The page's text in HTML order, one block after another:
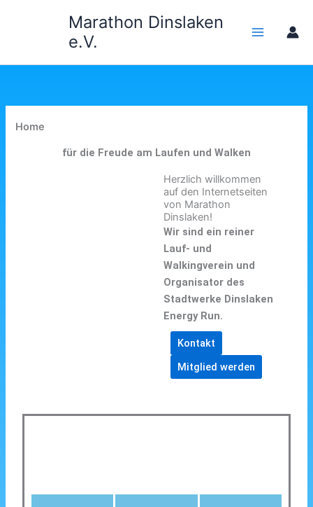
Marathon Dinslaken
e.V.
Home
für die Freude am Laufen und Walken
Herzlich willkommen
auf den Internetseiten
von Marathon
Dinslaken!
Wir sind ein reiner
Lauf- und
Walkingverein und
Organisator des
Stadtwerke Dinslaken
Energy Run.
Kontakt
Mitglied werden